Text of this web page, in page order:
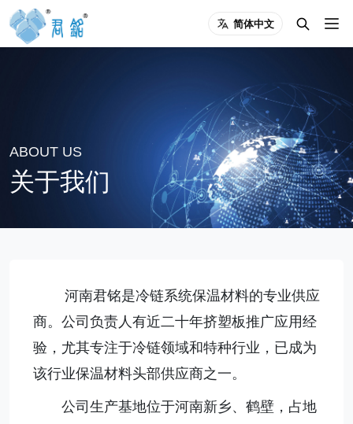
简体中文
ABOUT US
关于我们
河南君铭是冷链系统保温材料的专业供应
商。公司负责人有近二十年挤塑板推广应用经
验，尤其专注于冷链领域和特种行业，已成为
该行业保温材料头部供应商之一。
公司生产基地位于河南新乡、鹤壁，占地